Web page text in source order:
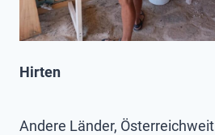
Hirten
Andere Länder, Österreichweit